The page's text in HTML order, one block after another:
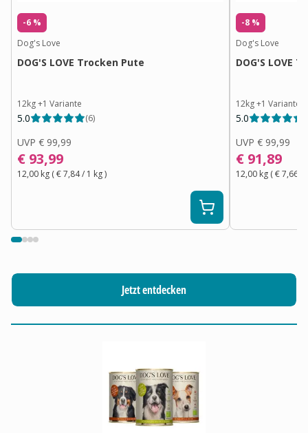
-6 %
Dog's Love
DOG'S LOVE Trocken Pute
12kg+1 Variante
5.0 (6)
UVP € 99,99
€ 93,99
12,00 kg (€ 7,84/ 1 kg)
-8 %
Dog's Love
DOG'S LOVE
12kg+1 Variante
5.0
UVP € 99,99
€ 91,89
12,00 kg (€ 7,66
Jetzt entdecken